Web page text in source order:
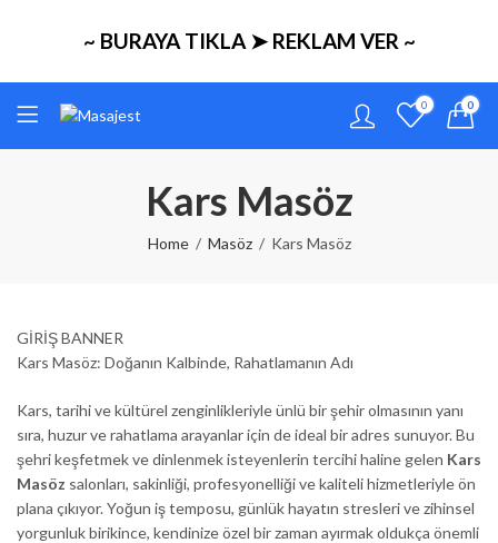
~ BURAYA TIKLA ➤ REKLAM VER ~
0 0
Kars Masöz
Home Masöz Kars Masöz
GİRİŞ BANNER
Kars Masöz: Doğanın Kalbinde, Rahatlamanın Adı
Kars, tarihi ve kültürel zenginlikleriyle ünlü bir şehir olmasının yanı
sıra, huzur ve rahatlama arayanlar için de ideal bir adres sunuyor. Bu
şehri keşfetmek ve dinlenmek isteyenlerin tercihi haline gelen Kars
Masöz salonları, sakinliği, profesyonelliği ve kaliteli hizmetleriyle ön
plana çıkıyor. Yoğun iş temposu, günlük hayatın stresleri ve zihinsel
yorgunluk birikince, kendinize özel bir zaman ayırmak oldukça önemli